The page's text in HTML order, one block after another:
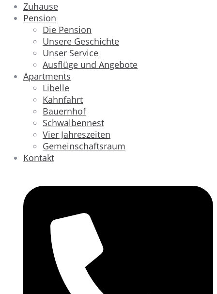
Zuhause
Pension
Die Pension
Unsere Geschichte
Unser Service
Ausflüge und Angebote
Apartments
Libelle
Kahnfahrt
Bauernhof
Schwalbennest
Vier Jahreszeiten
Gemeinschaftsraum
Kontakt